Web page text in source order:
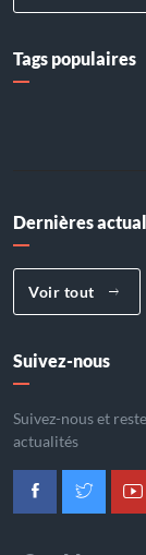
Tags populaires
Dernières
Voir tout
Suivez-nous
Suivez-nous et
actualités